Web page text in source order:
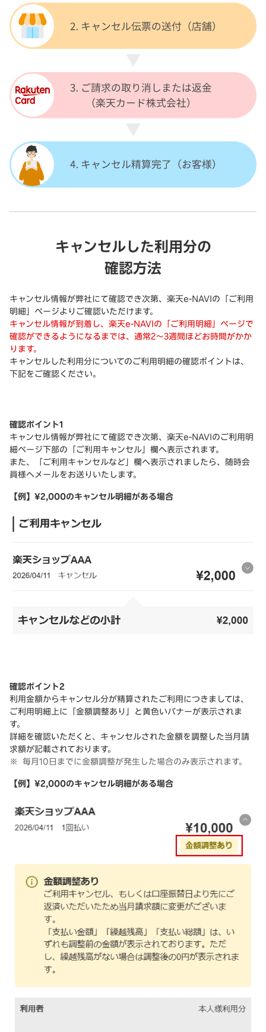
キャンセルした利用分の
確認方法
キャンセル情報が弊社にて確認でき次第、楽天e-NAVIの「ご利用
明細」ページよりご確認いただけます。
キャンセル情報が到着し、楽天e-NAVIの「ご利用明細」ページで
確認ができるようになるまでは、通常2～3週間ほどお時間がかか
ります。
キャンセルした利用分についてのご利用明細の確認ポイントは、
下記をご確認ください。
確認ポイント1
キャンセル情報が弊社にて確認でき次第、楽天e-NAVIのご利用明
細ページ下部の「ご利用キャンセル」欄へ表示されます。
また、「ご利用キャンセルなど」欄へ表示されましたら、随時会
員様へメールをお送りいたします。
【例】¥2,000のキャンセル明細がある場合
確認ポイント2
利用金額からキャンセル分が精算されたご利用につきましては、
ご利用明細上に「金額調整あり」と黄色いバナーが表示されま
す。
詳細を確認いただくと、キャンセルされた金額を調整した当月請
求額が記載されております。
毎月10日までに金額調整が発生した場合のみ表示されます。
【例】¥2,000のキャンセル明細がある場合